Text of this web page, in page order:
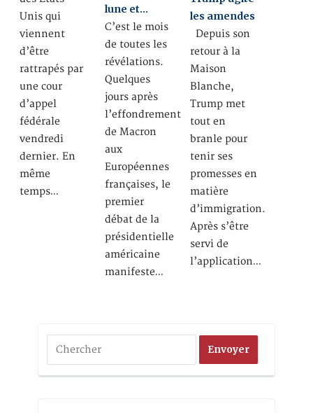
Unis qui
viennent
d’être
rattrapés par
une cour
d’appel
fédérale
vendredi
dernier. En
même
temps…
lune et…
C’est le mois
de toutes les
révélations.
Quelques
jours après
l’effondrement
de Macron
aux
Européennes
françaises, le
premier
débat de la
présidentielle
américaine
manifeste…
les amendes
Depuis son
retour à la
Maison
Blanche,
Trump met
tout en
branle pour
tenir ses
promesses en
matière
d’immigration.
Après s’être
servi de
l’application…